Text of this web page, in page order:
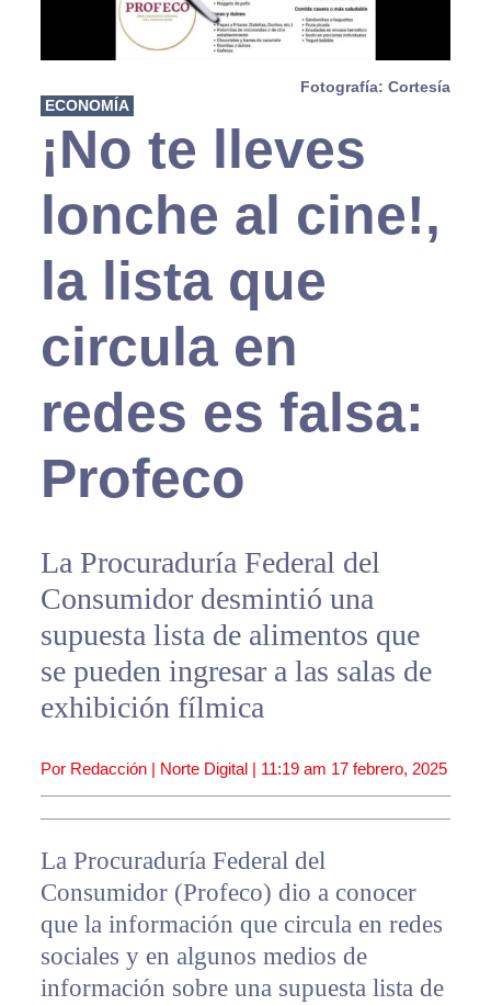
Fotografía: Cortesía
ECONOMÍA
¡No te lleves
lonche al cine!,
la lista que
circula en
redes es falsa:
Profeco
La Procuraduría Federal del
Consumidor desmintió una
supuesta lista de alimentos que
se pueden ingresar a las salas de
exhibición fílmica
Por Redacción | Norte Digital | 11:19 am 17 febrero, 2025
La Procuraduría Federal del
Consumidor (Profeco) dio a conocer
que la información que circula en redes
sociales y en algunos medios de
información sobre una supuesta lista de